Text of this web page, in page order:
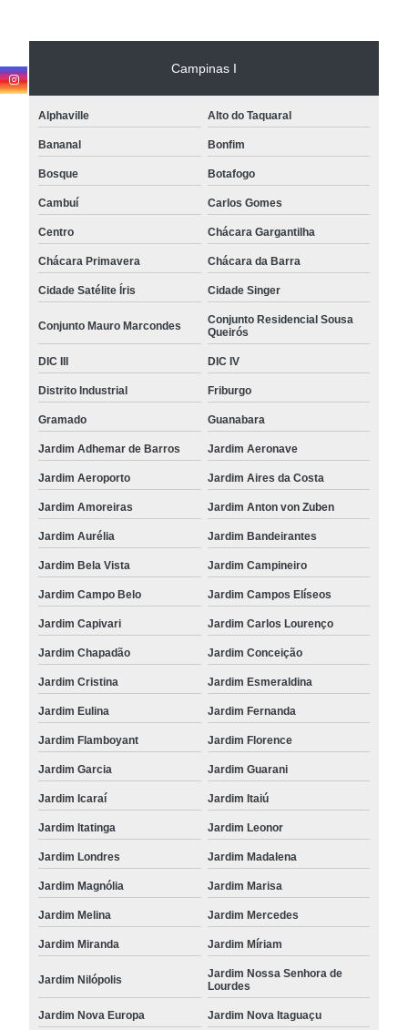
Campinas I
Alphaville Alto do Taquaral
Bananal Bonfim
Bosque Botafogo
Cambuí Carlos Gomes
Centro Chácara Gargantilha
Chácara Primavera Chácara da Barra
Cidade Satélite Íris Cidade Singer
Conjunto Mauro Marcondes
Conjunto Residencial Sousa
Queirós
DIC III DIC IV
Distrito Industrial Friburgo
Gramado Guanabara
Jardim Adhemar de Barros Jardim Aeronave
Jardim Aeroporto Jardim Aires da Costa
Jardim Amoreiras Jardim Anton von Zuben
Jardim Aurélia Jardim Bandeirantes
Jardim Bela Vista Jardim Campineiro
Jardim Campo Belo Jardim Campos Elíseos
Jardim Capivari Jardim Carlos Lourenço
Jardim Chapadão Jardim Conceição
Jardim Cristina Jardim Esmeraldina
Jardim Eulina Jardim Fernanda
Jardim Flamboyant Jardim Florence
Jardim Garcia Jardim Guarani
Jardim Icaraí Jardim Itaiú
Jardim Itatinga Jardim Leonor
Jardim Londres Jardim Madalena
Jardim Magnólia Jardim Marisa
Jardim Melina Jardim Mercedes
Jardim Miranda Jardim Míriam
Jardim Nilópolis
Jardim Nossa Senhora de
Lourdes
Jardim Nova Europa Jardim Nova Itaguaçu